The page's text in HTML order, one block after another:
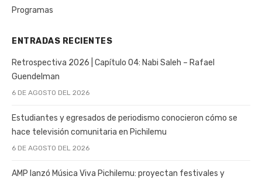
Programas
ENTRADAS RECIENTES
Retrospectiva 2026 | Capítulo 04: Nabi Saleh – Rafael
Guendelman
6 DE AGOSTO DEL 2026
Estudiantes y egresados de periodismo conocieron cómo se
hace televisión comunitaria en Pichilemu
6 DE AGOSTO DEL 2026
AMP lanzó Música Viva Pichilemu: proyectan festivales y